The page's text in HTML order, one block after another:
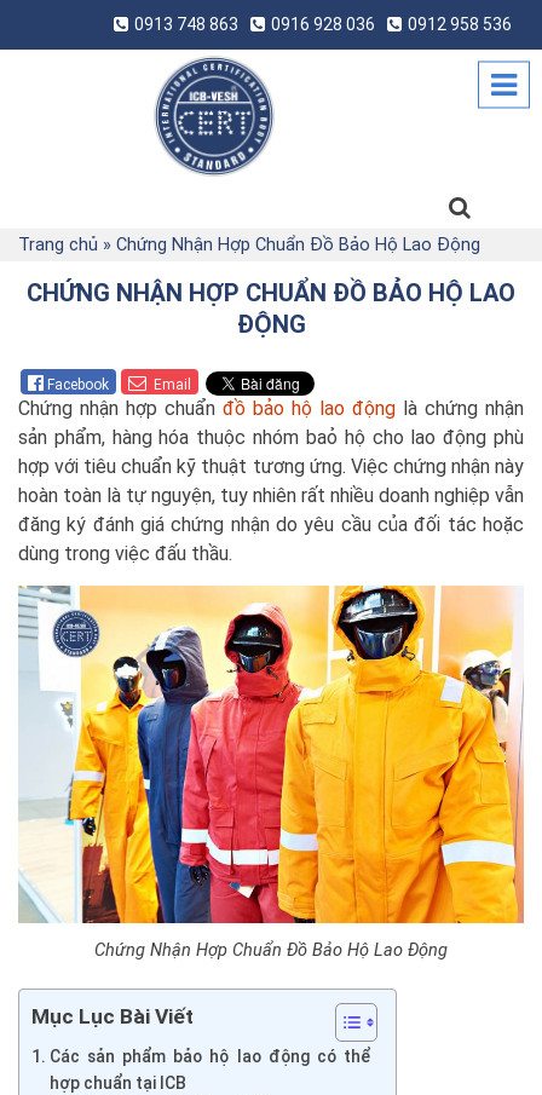
0913 748 863 0916 928 036 0912 958 536
Trang chủ » Chứng Nhận Hợp Chuẩn Đồ Bảo Hộ Lao Động
CHỨNG NHẬN HỢP CHUẨN ĐỒ BẢO HỘ LAO
ĐỘNG
Facebook Email
Chứng nhận hợp chuẩn đồ bảo hộ lao động là chứng nhận
sản phẩm, hàng hóa thuộc nhóm baỏ hộ cho lao động phù
hợp với tiêu chuẩn kỹ thuật tương ứng. Việc chứng nhận này
hoàn toàn là tự nguyện, tuy nhiên rất nhiều doanh nghiệp vẫn
đăng ký đánh giá chứng nhận do yêu cầu của đối tác hoặc
dùng trong việc đấu thầu.
Chứng Nhận Hợp Chuẩn Đồ Bảo Hộ Lao Động
Mục Lục Bài Viết
Các sản phẩm bảo hộ lao động có thể
hợp chuẩn tại ICB